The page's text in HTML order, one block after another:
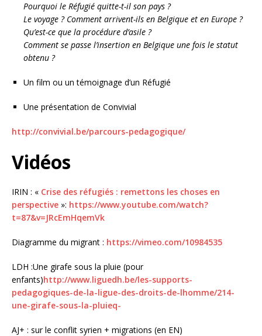
Pourquoi le Réfugié quitte-t-il son pays ?
Le voyage ? Comment arrivent-ils en Belgique et en Europe ?
Qu’est-ce que la procédure d’asile ?
Comment se passe l’insertion en Belgique une fois le statut
obtenu ?
Un film ou un témoignage d’un Réfugié
Une présentation de Convivial
http://convivial.be/parcours-pedagogique/
Vidéos
IRIN : « Crise des réfugiés : remettons les choses en
perspective »: https://www.youtube.com/watch?
t=87&v=JRcEmHqemVk
Diagramme du migrant : https://vimeo.com/10984535
LDH :Une girafe sous la pluie (pour
enfants)http://www.liguedh.be/les-supports-
pedagogiques-de-la-ligue-des-droits-de-lhomme/214-
une-girafe-sous-la-pluieq-
AJ+ : sur le conflit syrien + migrations (en EN)